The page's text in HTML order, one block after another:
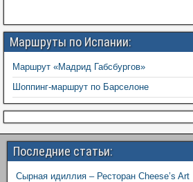
Маршруты по Испании:
Маршрут «Мадрид Габсбургов»
Шоппинг-маршрут по Барселоне
Последние статьи:
Сырная идиллия – Ресторан Cheese’s Art